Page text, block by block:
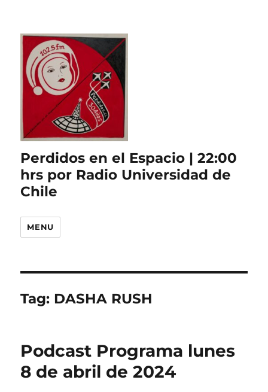
Perdidos en el Espacio | 22:00
hrs por Radio Universidad de
Chile
MENU
Tag: DASHA RUSH
Podcast Programa lunes
8 de abril de 2024